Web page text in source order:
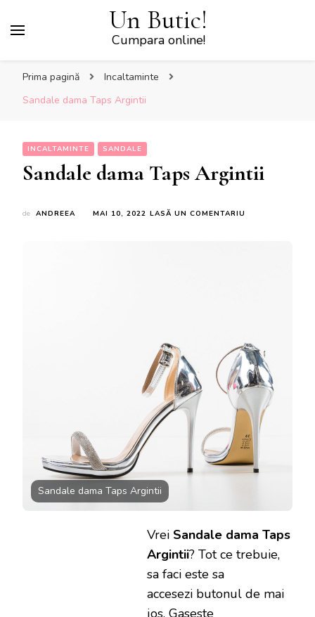
Un Butic!
Cumpara online!
Prima pagină
Incaltaminte
Sandale dama Taps Argintii
INCALTAMINTE SANDALE
Sandale dama Taps Argintii
de ANDREEA MAI 10, 2022 LASĂ UN COMENTARIU
Sandale dama Taps Argintii
Vrei Sandale dama Taps
Argintii? Tot ce trebuie,
sa faci este sa
accesezi butonul de mai
jos. Gaseste